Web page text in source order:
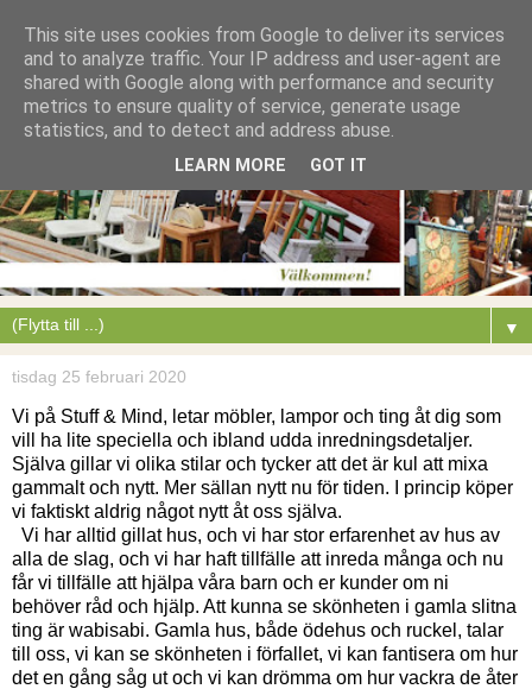
▼
tisdag 25 februari 2020
Vi på Stuff & Mind, letar möbler, lampor och ting åt dig som
vill ha lite speciella och ibland udda inredningsdetaljer.
Själva gillar vi olika stilar och tycker att det är kul att mixa
gammalt och nytt. Mer sällan nytt nu för tiden. I princip köper
vi faktiskt aldrig något nytt åt oss själva.
Vi har alltid gillat hus, och vi har stor erfarenhet av hus av
alla de slag, och vi har haft tillfälle att inreda många och nu
får vi tillfälle att hjälpa våra barn och er kunder om ni
behöver råd och hjälp. Att kunna se skönheten i gamla slitna
ting är wabisabi. Gamla hus, både ödehus och ruckel, talar
till oss, vi kan se skönheten i förfallet, vi kan fantisera om hur
det en gång såg ut och vi kan drömma om hur vackra de åter
This site uses cookies from Google to deliver its services
and to analyze traffic. Your IP address and user-agent are
shared with Google along with performance and security
metrics to ensure quality of service, generate usage
statistics, and to detect and address abuse.
LEARN MORE GOT IT